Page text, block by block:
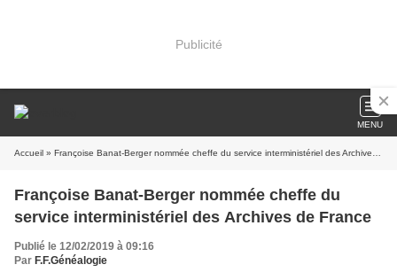
Publicité
MENU
Accueil » Françoise Banat-Berger nommée cheffe du service interministériel des Archives de France
Françoise Banat-Berger nommée cheffe du
service interministériel des Archives de France
Publié le 12/02/2019 à 09:16
Par F.F.Généalogie